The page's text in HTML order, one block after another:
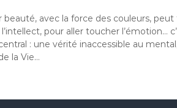
beauté, avec la force des couleurs,
pour aller toucher l’émotion…
: une vérité inaccessible au
la Vie…